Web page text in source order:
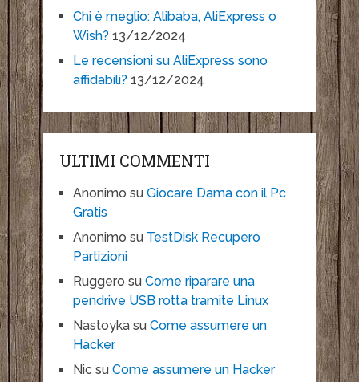
Chi è meglio: Alibaba, AliExpress o
Wish? 13/12/2024
Le recensioni su AliExpress sono
affidabili? 13/12/2024
ULTIMI COMMENTI
Anonimo su Giocare Dama con il Pc
Gratis
Anonimo su TestDisk Recupero
Partizioni
Ruggero su Come riparare una
pendrive USB rotta tramite Linux
Nastoykasu Come assumere un
Hacker
Nicsu Come assumere un Hacker